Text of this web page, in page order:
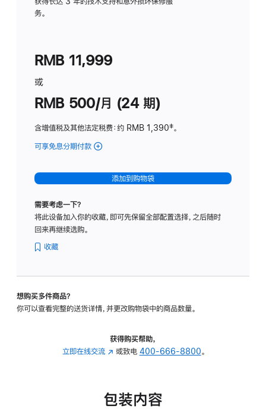
务。
RMB 11,999
或
RMB 500/月 (24 期)
含增值税及其他法定税费：约 RMB 1,390脚
‡。
可享免息分期付款 (Studio
-
标
璃
转
的
添加到购物袋
需要考虑一下？
将此设备加入你的收藏，即可先保留全部配置选择，之后随时
回来再继续选购。
收藏
想购买多件商品？
你可以查看完整的送货详情，并更改购物袋中的商品数量。
获得购买帮助，
立即在线交流 (在
中
或致电 400-666-8800。
包装内容